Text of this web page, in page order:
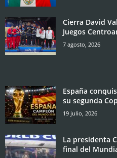
Cierra David
Juegos
7 agosto, 2026
España
su segunda
19 julio, 2026
La presidenta
final del